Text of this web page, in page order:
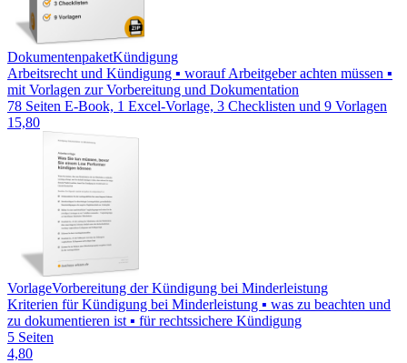
DokumentenpaketKündigung
Arbeitsrecht und Kündigung ▪ worauf Arbeitgeber achten müssen ▪
mit Vorlagen zur Vorbereitung und Dokumentation
78 Seiten E-Book, 1 Excel-Vorlage, 3 Checklisten und 9 Vorlagen
15,80
VorlageVorbereitung der Kündigung bei Minderleistung
Kriterien für Kündigung bei Minderleistung ▪ was zu beachten und
zu dokumentieren ist ▪ für rechtssichere Kündigung
5 Seiten
4,80